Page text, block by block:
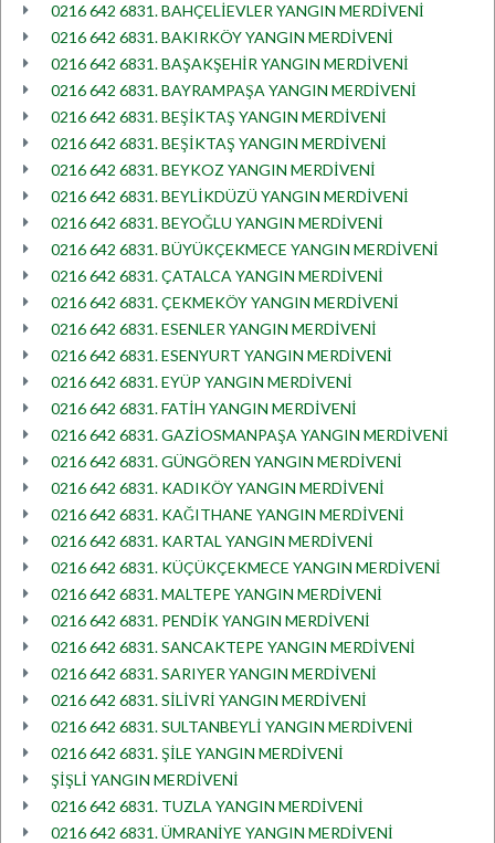
0216 642 6831. BAHÇELİEVLER YANGIN MERDİVENİ
0216 642 6831. BAKIRKÖY YANGIN MERDİVENİ
0216 642 6831. BAŞAKŞEHİR YANGIN MERDİVENİ
0216 642 6831. BAYRAMPAŞA YANGIN MERDİVENİ
0216 642 6831. BEŞİKTAŞ YANGIN MERDİVENİ
0216 642 6831. BEŞİKTAŞ YANGIN MERDİVENİ
0216 642 6831. BEYKOZ YANGIN MERDİVENİ
0216 642 6831. BEYLİKDÜZÜ YANGIN MERDİVENİ
0216 642 6831. BEYOĞLU YANGIN MERDİVENİ
0216 642 6831. BÜYÜKÇEKMECE YANGIN MERDİVENİ
0216 642 6831. ÇATALCA YANGIN MERDİVENİ
0216 642 6831. ÇEKMEKÖY YANGIN MERDİVENİ
0216 642 6831. ESENLER YANGIN MERDİVENİ
0216 642 6831. ESENYURT YANGIN MERDİVENİ
0216 642 6831. EYÜP YANGIN MERDİVENİ
0216 642 6831. FATİH YANGIN MERDİVENİ
0216 642 6831. GAZİOSMANPAŞA YANGIN MERDİVENİ
0216 642 6831. GÜNGÖREN YANGIN MERDİVENİ
0216 642 6831. KADIKÖY YANGIN MERDİVENİ
0216 642 6831. KAĞITHANE YANGIN MERDİVENİ
0216 642 6831. KARTAL YANGIN MERDİVENİ
0216 642 6831. KÜÇÜKÇEKMECE YANGIN MERDİVENİ
0216 642 6831. MALTEPE YANGIN MERDİVENİ
0216 642 6831. PENDİK YANGIN MERDİVENİ
0216 642 6831. SANCAKTEPE YANGIN MERDİVENİ
0216 642 6831. SARIYER YANGIN MERDİVENİ
0216 642 6831. SİLİVRİ YANGIN MERDİVENİ
0216 642 6831. SULTANBEYLİ YANGIN MERDİVENİ
0216 642 6831. ŞİLE YANGIN MERDİVENİ
ŞİŞLİ YANGIN MERDİVENİ
0216 642 6831. TUZLA YANGIN MERDİVENİ
0216 642 6831. ÜMRANİYE YANGIN MERDİVENİ